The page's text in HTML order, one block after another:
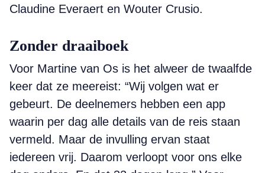
Claudine Everaert en Wouter Crusio.
Zonder draaiboek
Voor Martine van Os is het alweer de twaalfde
keer dat ze meereist: “Wij volgen wat er
gebeurt. De deelnemers hebben een app
waarin per dag alle details van de reis staan
vermeld. Maar de invulling ervan staat
iedereen vrij. Daarom verloopt voor ons elke